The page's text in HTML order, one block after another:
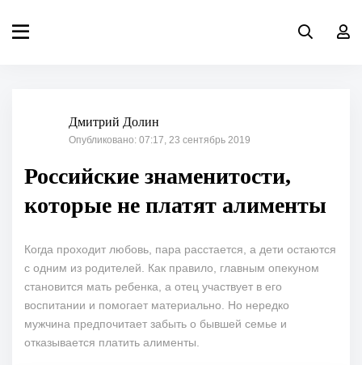
Дмитрий Долин
Опубликовано: 07:17, 23 сентябрь 2019
Российские знаменитости,
которые не платят алименты
Когда проходит любовь, пара расстается, а дети остаются
с одним из родителей. Как правило, главным опекуном
становится мать ребенка, а отец участвует в его
воспитании и помогает материально. Но нередко
мужчина предпочитает забыть о бывшей семье и
отказывается платить алименты.